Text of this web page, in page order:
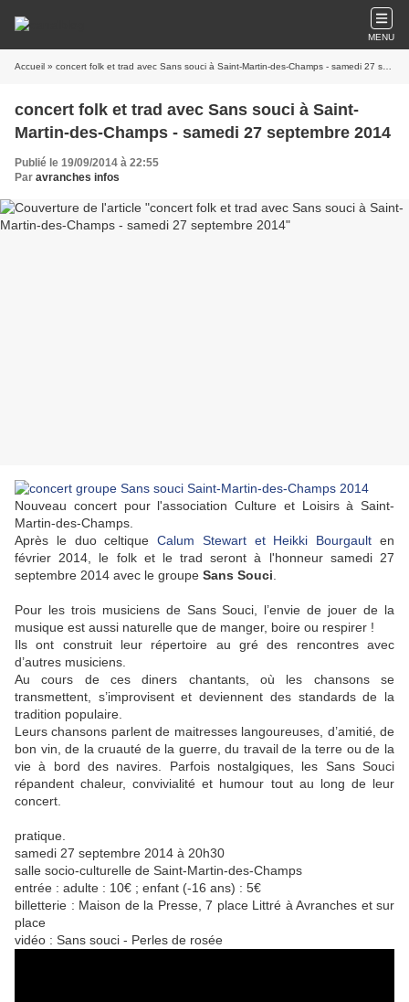
MENU
Accueil » concert folk et trad avec Sans souci à Saint-Martin-des-Champs - samedi 27 septembre 2014
concert folk et trad avec Sans souci à Saint-
Martin-des-Champs - samedi 27 septembre 2014
Publié le 19/09/2014 à 22:55
Par avranches infos
Nouveau concert pour l'association Culture et Loisirs à Saint-
Martin-des-Champs.
Après le duo celtiqueCalum Stewart et Heikki Bourgault en
février 2014, le folk et le trad seront à l'honneur samedi 27
septembre 2014 avec le groupe Sans Souci
Pour les trois musiciens de Sans Souci, l’envie de jouer de la
musique est aussi naturelle que de manger, boire ou respirer !
Ils ont construit leur répertoire au gré des rencontres avec
d’autres musiciens.
Au cours de ces diners chantants, où les chansons se
transmettent, s’improvisent et deviennent des standards de la
tradition populaire.
Leurs chansons parlent de maitresses langoureuses, d’amitié, de
bon vin, de la cruauté de la guerre, du travail de la terre ou de la
vie à bord des navires. Parfois nostalgiques, les Sans Souci
répandent chaleur, convivialité et humour tout au long de leur
concert.
pratique.
samedi 27 septembre 2014 à 20h30
salle socio-culturelle de Saint-Martin-des-Champs
entrée : adulte : 10€ ; enfant (-16 ans) : 5€
billetterie : Maison de la Presse, 7 place Littré à Avranches et sur
place
vidéo : Sans souci - Perles de rosée